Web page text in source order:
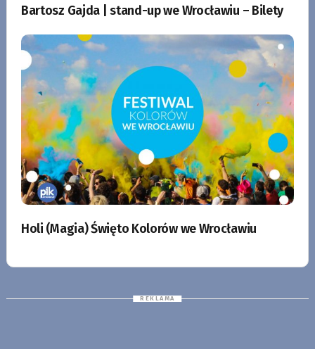
Bartosz Gajda | stand-up we Wrocławiu – Bilety
Holi (Magia) Święto Kolorów we Wrocławiu